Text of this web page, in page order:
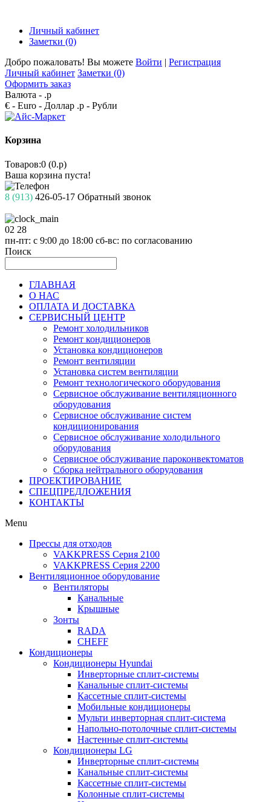
Личный кабинет
Заметки (0)
Добро пожаловать! Вы можете Войти | Регистрация
Личный кабинет Заметки (0)
Оформить заказ
Валюта - .р
€ - Euro - Доллар .р - Рубли
Корзина
Товаров:0 (0.р)
Ваша корзина пуста!
8 (913) 426-05-17 Обратный звонок
02 28
пн-пт: с 9:00 до 18:00 сб-вс: по согласованию
Поиск
ГЛАВНАЯ
О НАС
ОПЛАТА И ДОСТАВКА
СЕРВИСНЫЙ ЦЕНТР
Ремонт холодильников
Ремонт кондиционеров
Установка кондиционеров
Ремонт вентиляции
Установка систем вентиляции
Ремонт технологического оборудования
Cервисное обслуживание вентиляционного
оборудования
Cервисное обслуживание систем
кондиционирования
Cервисное обслуживание холодильного
оборудования
Сервисное обслуживание пароконвектоматов
Сборка нейтрального оборудования
ПРОЕКТИРОВАНИЕ
СПЕЦПРЕДЛОЖЕНИЯ
КОНТАКТЫ
Menu
Прессы для отходов
VAKKPRESS Серия 2100
VAKKPRESS Серия 2200
Вентиляционное оборудование
Вентиляторы
Канальные
Крышные
Зонты
RADA
CHEFF
Кондиционеры
Кондиционеры Hyundai
Инверторные сплит-системы
Канальные сплит-системы
Кассетные сплит-системы
Мобильные кондиционеры
Мульти инверторная сплит-система
Напольно-потолочные сплит-системы
Настенные сплит-системы
Кондиционеры LG
Инверторные сплит-системы
Канальные сплит-системы
Кассетные сплит-системы
Колонные сплит-системы